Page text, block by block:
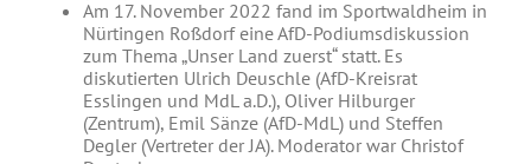
Am 17. November 2022 fand im Sportwaldheim in
Nürtingen Roßdorf eine AfD-Podiumsdiskussion
zum Thema „Unser Land zuerst“ statt. Es
diskutierten Ulrich Deuschle (AfD-Kreisrat
Esslingen und MdL a.D.), Oliver Hilburger
(Zentrum), Emil Sänze (AfD-MdL) und Steffen
Degler (Vertreter der JA). Moderator war Christof